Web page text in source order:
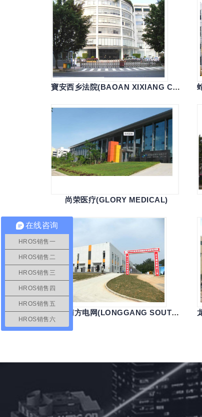
寶安西乡法院(BAOAN XIXIANG COURT)
尚荣医疗(GLORY MEDICAL)
龙岗南方电网(LONGGANG SOUTHERN POWER GRID)
在线咨询
HROS销售一
HROS销售二
HROS销售三
HROS销售四
HROS销售五
HROS销售六